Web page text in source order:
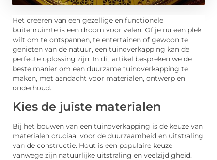
Het creëren van een gezellige en functionele
buitenruimte is een droom voor velen. Of je nu een plek
wilt om te ontspannen, te entertainen of gewoon te
genieten van de natuur, een tuinoverkapping kan de
perfecte oplossing zijn. In dit artikel bespreken we de
beste manier om een duurzame tuinoverkapping te
maken, met aandacht voor materialen, ontwerp en
onderhoud.
Kies de juiste materialen
Bij het bouwen van een tuinoverkapping is de keuze van
materialen cruciaal voor de duurzaamheid en uitstraling
van de constructie. Hout is een populaire keuze
vanwege zijn natuurlijke uitstraling en veelzijdigheid.